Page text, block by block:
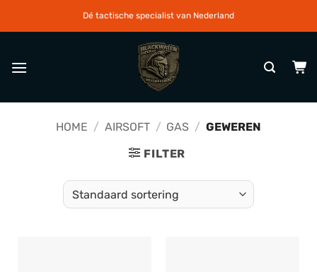
Dé tactische specialist van Nederland
HOME / AIRSOFT / GAS / GEWEREN
FILTER